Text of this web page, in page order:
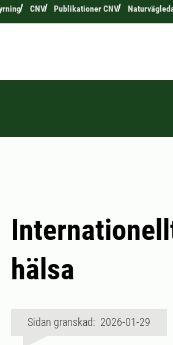
CNV Publikationer CNV
hälsa
Sidan granskad: 2026-01-29